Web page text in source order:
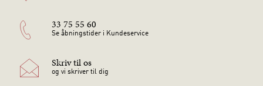
33 75 55 60
Se åbningstider i Kundeservice
Skriv til os
og vi skriver til dig